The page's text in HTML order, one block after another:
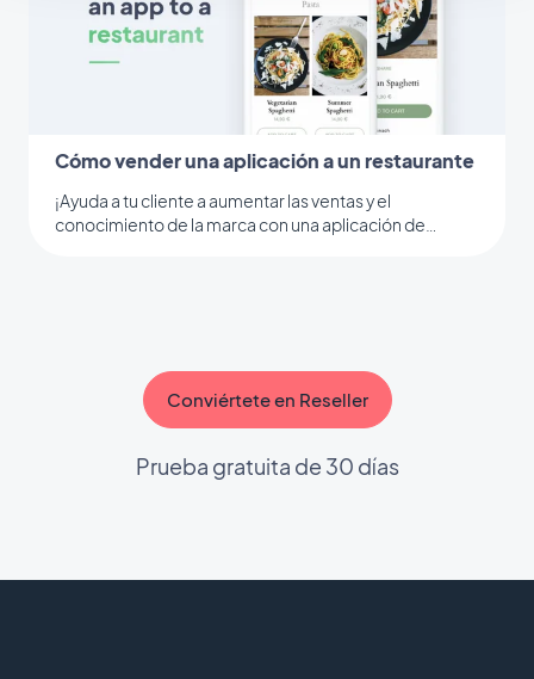
Cómo vender una aplicación a un restaurante
¡Ayuda a tu cliente a aumentar las ventas y el
conocimiento de la marca con una aplicación de
Conviértete en Reseller
Prueba gratuita de 30 días